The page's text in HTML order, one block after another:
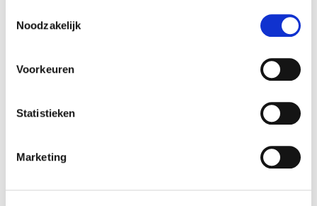
Noodzakelijk
Voorkeuren
Statistieken
Marketing